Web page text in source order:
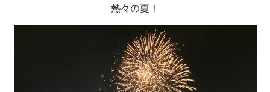
熱々の夏！